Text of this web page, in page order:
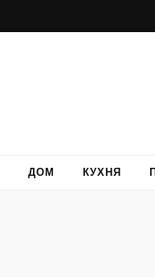
ДОМ КУХНЯ